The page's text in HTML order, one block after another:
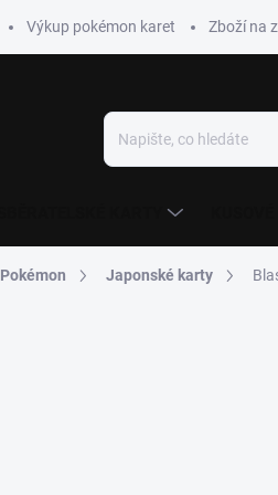
Výkup pokémon karet Zboží na
Pokémon Japonské karty